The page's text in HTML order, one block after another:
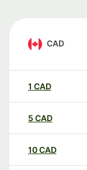
CAD
1 CAD
5 CAD
10CAD